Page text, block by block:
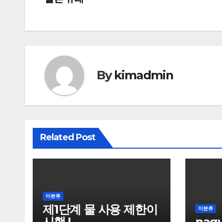
탐
색
Bykimadmin
Related Post
미분류
제1단계 물 사용 제한이
미분류